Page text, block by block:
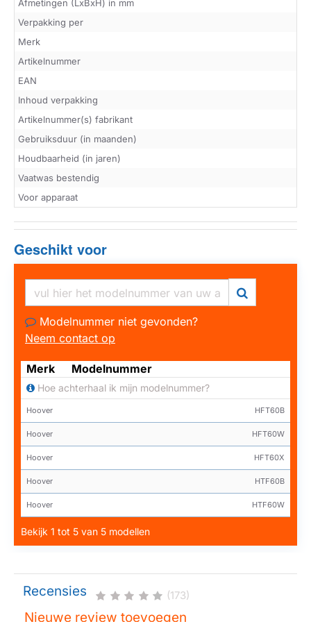
Afmetingen (LxBxH) in mm
Verpakking per
Merk
Artikelnummer
EAN
Inhoud verpakking
Artikelnummer(s) fabrikant
Gebruiksduur (in maanden)
Houdbaarheid (in jaren)
Vaatwas bestendig
Voor apparaat
Geschikt voor
Modelnummer niet gevonden?
Neem contact op
Merk Modelnummer
Hoe achterhaal ik mijn modelnummer?
Hoover HFT60B
Hoover HFT60W
Hoover HFT60X
Hoover HTF60B
Hoover HTF60W
Bekijk 1 tot 5 van 5 modellen
Recensies (173)
Nieuwe review toevoegen